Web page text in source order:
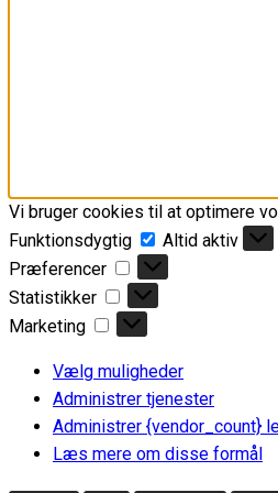
Vi bruger cookies til at optimere
Funktionsdygtig
Funktionsdygtig
Altid aktiv
Præferencer
Præferencer
Statistikker
Statistikker
Marketing
Marketing
Vælg muligheder
Administrer tjenester
Administrer {vendor_count}
Læs mere om disse formål